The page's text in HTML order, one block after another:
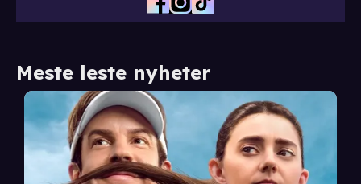
Meste leste nyheter